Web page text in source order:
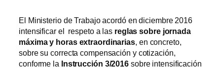
El Ministerio de Trabajo acordó en diciembre 2016
intensificar el respeto a las reglas sobre jornada
máxima y horas extraordinarias, en concreto,
sobre su correcta compensación y cotización,
conforme la Instrucción 3/2016 sobre intensificación